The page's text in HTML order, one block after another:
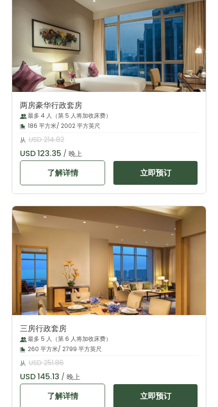
两房豪华行政套房
最多 4 人（第 5 人将加收床费）
186 平方米/ 2002 平方英尺
从 USD 214.82
USD 123.35 / 晚上
了解详情 立即预订
三房行政套房
最多 5 人（第 6 人将加收床费）
260 平方米/ 2799 平方英尺
从 USD 251.86
USD 145.13 / 晚上
了解详情 立即预订